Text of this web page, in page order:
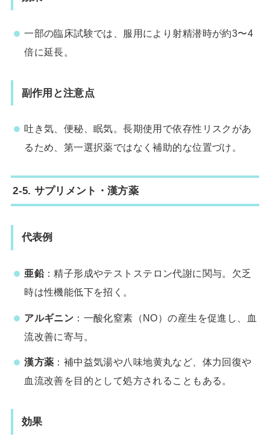
一部の臨床試験では、服用により射精潜時が約3〜4
倍に延長。
副作用と注意点
吐き気、便秘、眠気。長期使用で依存性リスクがあ
るため、第一選択薬ではなく補助的な位置づけ。
2-5. サプリメント・漢方薬
代表例
亜鉛：精子形成やテストステロン代謝に関与。欠乏
時は性機能低下を招く。
アルギニン ：一酸化窒素（NO）の産生を促進し、血
流改善に寄与。
漢方薬 ：補中益気湯や八味地黄丸など、体力回復や
血流改善を目的として処方されることもある。
効果